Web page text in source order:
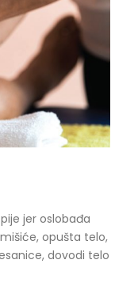
jer oslobađa
opušta telo,
dovodi telo